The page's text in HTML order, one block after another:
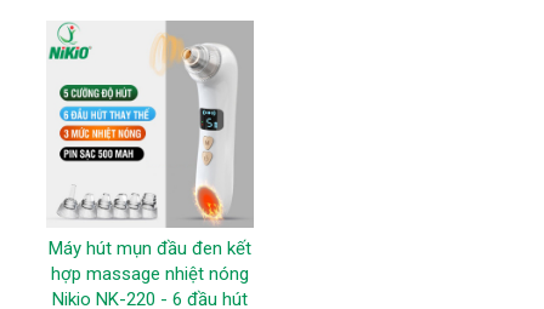
Máy hút mụn đầu đen kết
hợp massage nhiệt nóng
Nikio NK-220 - 6 đầu hút